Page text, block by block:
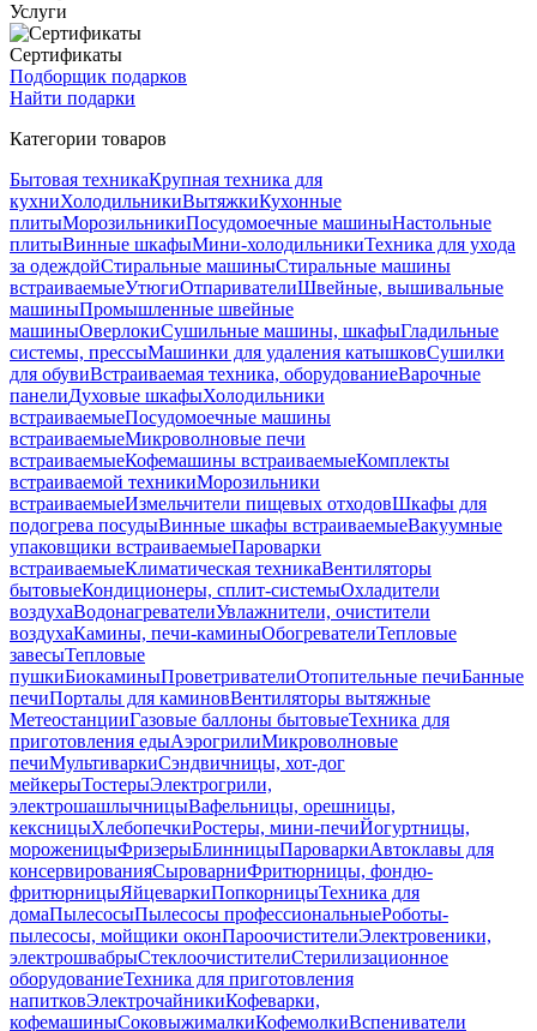
Услуги
Сертификаты
Подборщик подарков
Найти подарки
Категории товаров
Бытовая техникаКрупная техника для
кухниХолодильникиВытяжкиКухонные
плитыМорозильникиПосудомоечные машиныНастольные
плитыВинные шкафыМини-холодильникиТехника для ухода
за одеждойСтиральные машиныСтиральные машины
встраиваемыеУтюгиОтпаривателиШвейные, вышивальные
машиныПромышленные швейные
машиныОверлокиСушильные машины, шкафыГладильные
системы, прессыМашинки для удаления катышковСушилки
для обувиВстраиваемая техника, оборудованиеВарочные
панелиДуховые шкафыХолодильники
встраиваемыеПосудомоечные машины
встраиваемыеМикроволновые печи
встраиваемыеКофемашины встраиваемыеКомплекты
встраиваемой техникиМорозильники
встраиваемыеИзмельчители пищевых отходовШкафы для
подогрева посудыВинные шкафы встраиваемыеВакуумные
упаковщики встраиваемыеПароварки
встраиваемыеКлиматическая техникаВентиляторы
бытовыеКондиционеры, сплит-системыОхладители
воздухаВодонагревателиУвлажнители, очистители
воздухаКамины, печи-каминыОбогревателиТепловые
завесыТепловые
пушкиБиокаминыПроветривателиОтопительные печиБанные
печиПорталы для каминовВентиляторы вытяжные
МетеостанцииГазовые баллоны бытовыеТехника для
приготовления едыАэрогрилиМикроволновые
печиМультиваркиСэндвичницы, хот-дог
мейкерыТостерыЭлектрогрили,
электрошашлычницыВафельницы, орешницы,
кексницыХлебопечкиРостеры, мини-печиЙогуртницы,
мороженицыФризерыБлинницыПароваркиАвтоклавы для
консервированияСыроварниФритюрницы, фондю-
фритюрницыЯйцеваркиПопкорницыТехника для
домаПылесосыПылесосы профессиональныеРоботы-
пылесосы, мойщики оконПароочистителиЭлектровеники,
электрошвабрыСтеклоочистителиСтерилизационное
оборудованиеТехника для приготовления
напитковЭлектрочайникиКофеварки,
кофемашиныСоковыжималкиКофемолкиВспениватели